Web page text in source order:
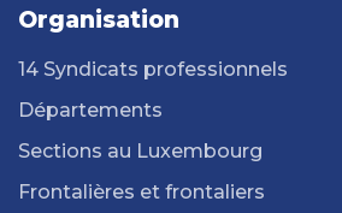
Organisation
14 Syndicats professionnels
Départements
Sections au Luxembourg
Frontalières et frontaliers